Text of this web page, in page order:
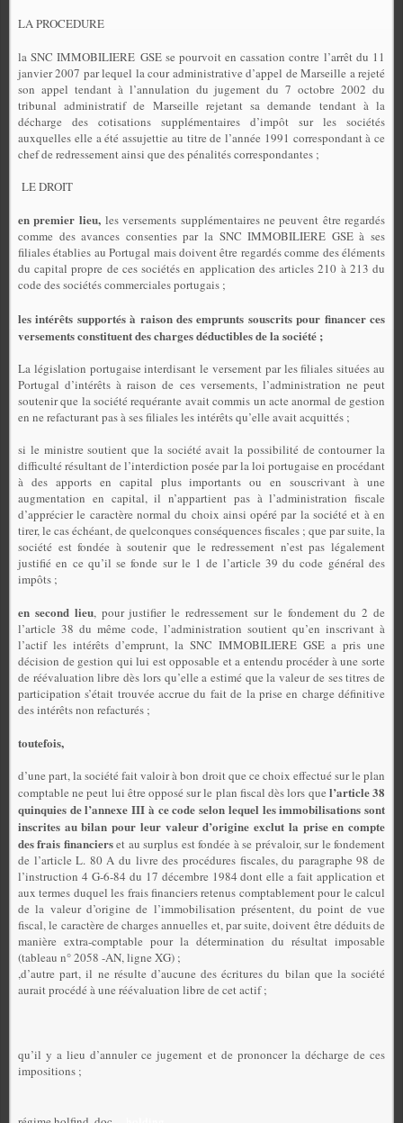
LA PROCEDURE
la SNC IMMOBILIERE GSE se pourvoit en cassation contre l’arrêt du 11
janvier 2007 par lequel la cour administrative d’appel de Marseille a rejeté
son appel tendant à l’annulation du jugement du 7 octobre 2002 du
tribunal administratif de Marseille rejetant sa demande tendant à la
décharge des cotisations supplémentaires d’impôt sur les sociétés
auxquelles elle a été assujettie au titre de l’année 1991 correspondant à ce
chef de redressement ainsi que des pénalités correspondantes ;
LE DROIT
en premier lieu, les versements supplémentaires ne peuvent être regardés
comme des avances consenties par la SNC IMMOBILIERE GSE à ses
filiales établies au Portugal mais doivent être regardés comme des éléments
du capital propre de ces sociétés en application des articles 210 à 213 du
code des sociétés commerciales portugais ;
les intérêts supportés à raison des emprunts souscrits pour financer ces
versements constituent des charges déductibles de la société ;
La législation portugaise interdisant le versement par les filiales situées au
Portugal d’intérêts à raison de ces versements, l’administration ne peut
soutenir que la société requérante avait commis un acte anormal de gestion
en ne refacturant pas à ses filiales les intérêts qu’elle avait acquittés ;
si le ministre soutient que la société avait la possibilité de contourner la
difficulté résultant de l’interdiction posée par la loi portugaise en procédant
à des apports en capital plus importants ou en souscrivant à une
augmentation en capital, il n’appartient pas à l’administration fiscale
d’apprécier le caractère normal du choix ainsi opéré par la société et à en
tirer, le cas échéant, de quelconques conséquences fiscales ; que par suite, la
société est fondée à soutenir que le redressement n’est pas légalement
justifié en ce qu’il se fonde sur le 1 de l’article 39 du code général des
impôts ;
en second lieu, pour justifier le redressement sur le fondement du 2 de
l’article 38 du même code, l’administration soutient qu’en inscrivant à
l’actif les intérêts d’emprunt, la SNC IMMOBILIERE GSE a pris une
décision de gestion qui lui est opposable et a entendu procéder à une sorte
de réévaluation libre dès lors qu’elle a estimé que la valeur de ses titres de
participation s’était trouvée accrue du fait de la prise en charge définitive
des intérêts non refacturés ;
toutefois,
d’une part, la société fait valoir à bon droit que ce choix effectué sur le plan
comptable ne peut lui être opposé sur le plan fiscal dès lors que l’article 38
quinquies de l’annexe III à ce code selon lequel les immobilisations sont
inscrites au bilan pour leur valeur d’origine exclut la prise en compte
des frais financierset au surplus est fondée à se prévaloir, sur le fondement
de l’article L. 80 A du livre des procédures fiscales, du paragraphe 98 de
l’instruction 4 G-6-84 du 17 décembre 1984 dont elle a fait application et
aux termes duquel les frais financiers retenus comptablement pour le calcul
de la valeur d’origine de l’immobilisation présentent, du point de vue
fiscal, le caractère de charges annuelles et, par suite, doivent être déduits de
manière extra-comptable pour la détermination du résultat imposable
(tableau n° 2058 -AN, ligne XG) ;
,d’autre part, il ne résulte d’aucune des écritures du bilan que la société
aurait procédé à une réévaluation libre de cet actif ;
qu’il y a lieu d’annuler ce jugement et de prononcer la décharge de ces
impositions ;